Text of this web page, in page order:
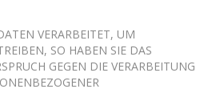
VERARBEITET, UM
SO HABEN SIE DAS
GEGEN DIE VERARBEITUNG